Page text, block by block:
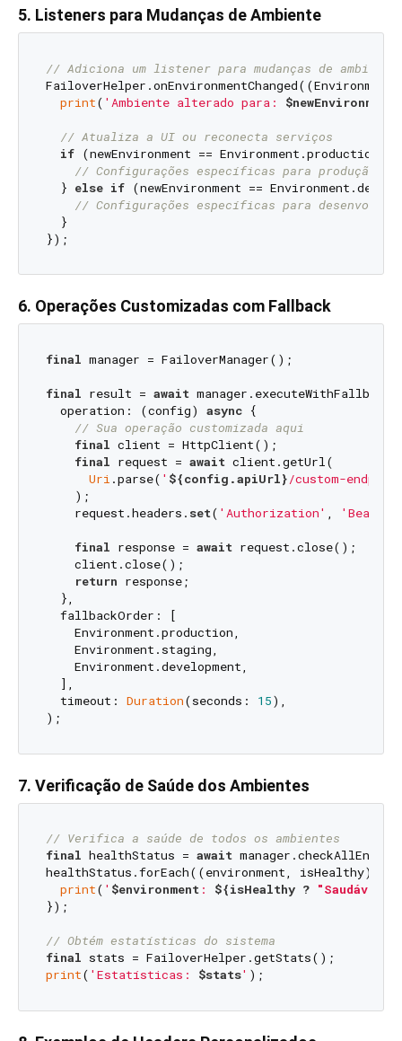
5. Listeners para Mudanças de Ambiente
// Adiciona um listener para mudanças de ambiente
print( 'Ambiente alterado para: $newEnvironment
// Atualiza a UI ou reconecta serviços
if (newEnvironment == Environment.production) {
// Configurações específicas para produção
  }
else if (newEnvironment ==
// Configurações específicas para
  }
6. Operações Customizadas com Fallback
final manager = FailoverManager();
final result = await manager.executeWithFallback(
  operation: (config)
async {
// Sua operação customizada aqui
final client = HttpClient();
final request = await client.getUrl(
Uri .parse( ' ${config.apiUrl}/custom-
    );
    request.headers.
set( 'Authorization' , 'Bearer
final response = await request.close();
    client.close();
return response;
  },
  fallbackOrder: [
    Environment.production,
    Environment.staging,
    Environment.development,
  ],
  timeout:
Duration(seconds: 15),
7. Verificação de Saúde dos Ambientes
// Verifica a saúde de todos os ambientes
final healthStatus = await
healthStatus.forEach((environment, isHealthy) {
print( ' $environment: ${isHealthy ? "Saudável"
});
// Obtém estatísticas do sistema
final
print( 'Estatísticas: $stats'